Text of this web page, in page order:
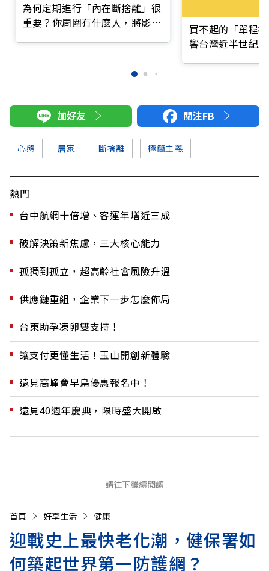
為何定期進行「內在斷捨離」很
重要？你周圍有什麼人，將影響
買不起的「單程
響台灣近半世紀
加好友 關注FB
心態 居家 斷捨離 極簡主義
熱門
台中航網十倍增、客運年增近三成
破解決策新焦慮，三大核心能力
孤獨到孤立，超高齡社會風險升溫
供應鏈重組，企業下一步怎麼佈局
台東助孕凍卵雙支持！
讓支付更懂生活！玉山開創新體驗
遠見高峰會早鳥優惠報名中！
遠見40週年慶典，限時盛大開啟
請往下繼續閱讀
首頁 好享生活 健康
迎戰史上最快老化潮，健保署如
何築起世界第一防護網？